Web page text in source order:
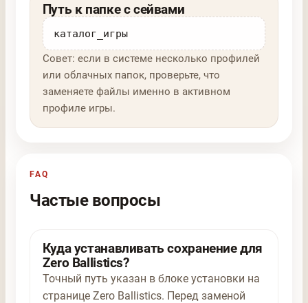
Путь к папке с сейвами
каталог_игры
Совет: если в системе несколько профилей
или облачных папок, проверьте, что
заменяете файлы именно в активном
профиле игры.
FAQ
Частые вопросы
Куда устанавливать сохранение для
Zero Ballistics?
Точный путь указан в блоке установки на
странице Zero Ballistics. Перед заменой